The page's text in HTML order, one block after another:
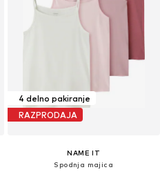
4 delno pakiranje
RAZPRODAJA
NAME IT
Spodnja majica